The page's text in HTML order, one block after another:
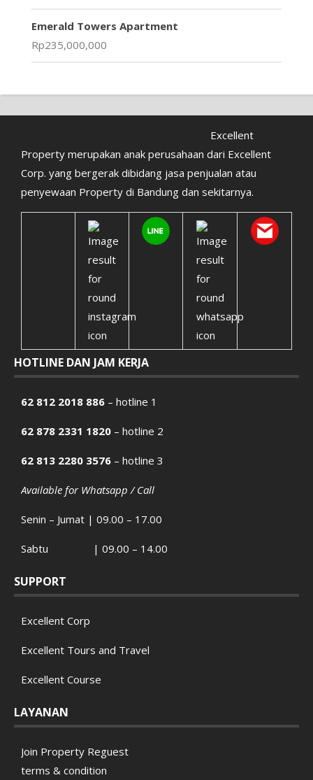
Emerald Towers Apartment
Rp235,000,000
Excellent
Property merupakan anak perusahaan dari Excellent
Corp. yang bergerak dibidang jasa penjualan atau
penyewaan Property di Bandung dan sekitarnya.
HOTLINE DAN JAM KERJA
62 812 2018 886 – hotline 1
62 878 2331 1820 – hotline 2
62 813 2280 3576 – hotline 3
Available for Whatsapp / Call
Senin – Jumat | 09.00 – 17.00
Sabtu | 09.00 – 14.00
SUPPORT
Excellent Corp
Excellent Tours and Travel
Excellent Course
LAYANAN
Join Property Reguest
terms & condition